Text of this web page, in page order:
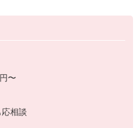
しているHさん。
てご紹介いたします！
。
準備
〜
相談